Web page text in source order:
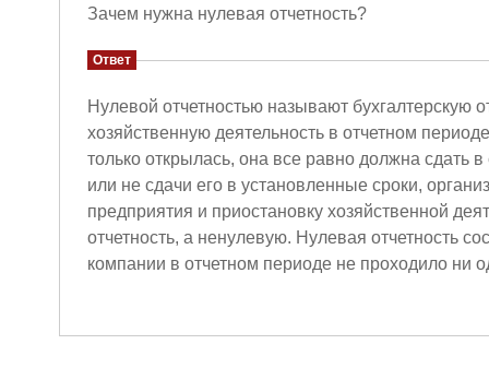
Зачем нужна нулевая отчетность?
Ответ
Нулевой отчетностью называют бухгалтерскую
хозяйственную деятельность в отчетном
только открылась, она все равно должна сдать
или не сдачи его в установленные сроки,
предприятия и приостановку хозяйственной
отчетность, а ненулевую. Нулевая отчетность
компании в отчетном периоде не проходило ни